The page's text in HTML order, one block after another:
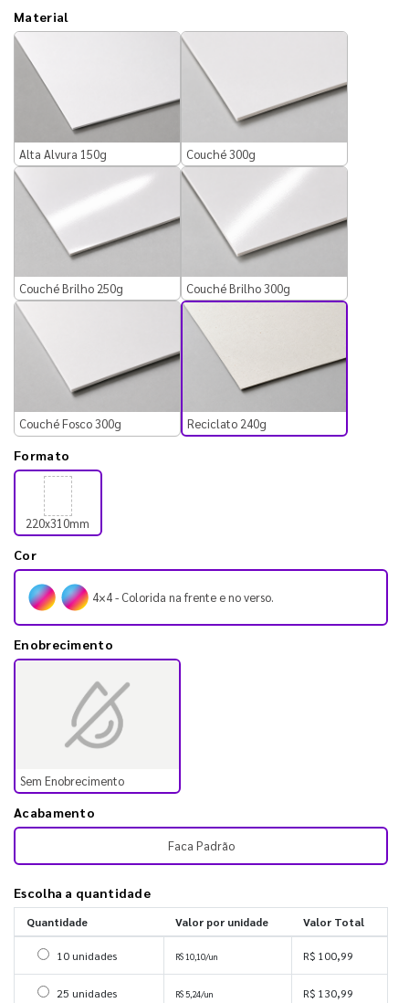
Material
Alta Alvura 150g Couché 300g
Couché Brilho 250g Couché Brilho 300g
Couché Fosco 300g Reciclato 240g
Formato
220x310mm
Cor
4×4 - Colorida na frente e no verso.
Enobrecimento
Sem Enobrecimento
Acabamento
Faca Padrão
Escolha a quantidade
Quantidade Valor por unidade Valor Total
Selecionar 10 unidades
10 unidades R$ 10,10/un R$ 100,99
Selecionar 25 unidades
25 unidades R$ 5,24/un R$ 130,99